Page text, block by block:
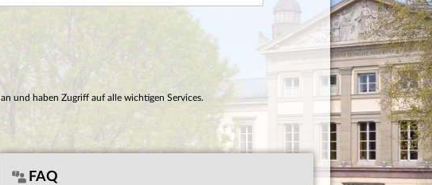
an und haben Zugriff auf alle wichtigen Services.
FAQ